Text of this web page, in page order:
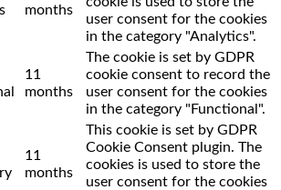
months
user consent for the cookies
in the category "Analytics".
11
months
The cookie is set by GDPR
cookie consent to record the
user consent for the cookies
in the category "Functional".
11
months
This cookie is set by GDPR
Cookie Consent plugin. The
cookies is used to store the
user consent for the cookies